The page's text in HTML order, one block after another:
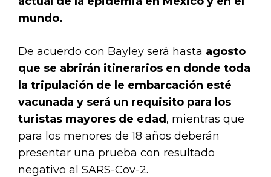
mundo.
De acuerdo con Bayley será hasta agosto
que se abrirán itinerarios en donde toda
la tripulación de le embarcación esté
vacunada y será un requisito para los
turistas mayores de edad , mientras que
para los menores de 18 años deberán
presentar una prueba con resultado
negativo al SARS-Cov-2.